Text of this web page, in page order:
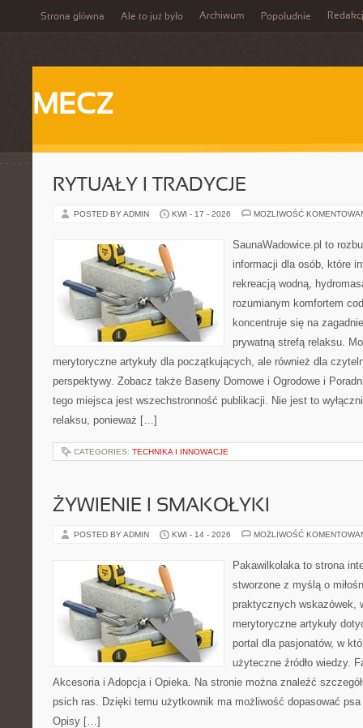
Strona główna Ale to już było Archiwum Popołudnie
MECZ
RYTUAŁY I TRADYCJE
POSTED BY ADMIN KWI - 17 - 2026 MOŻLIWOŚĆ
SaunaWadowice.pl to
informacji dla osób, które
rekreacją wodną,
rozumianym komfortem
koncentruje się na
prywatną strefą relaksu.
merytoryczne artykuły dla początkujących, ale również dla
perspektywy. Zobacz także Baseny Domowe i Ogrodowe i
tego miejsca jest wszechstronność publikacji. Nie jest to
relaksu, ponieważ […]
CATEGORIES: TECHNIKA I INNOWACJE
ŻYWIENIE I SMAKOŁYKI
POSTED BY ADMIN KWI - 14 - 2026 MOŻLIWOŚĆ
Pakawilkolaka to strona
stworzone z myślą o
praktycznych wskazówek,
merytoryczne artykuły
portal dla pasjonatów, w
użyteczne źródło wiedzy.
Akcesoria i Adopcja i Opieka. Na stronie można znaleźć
psich ras. Dzięki temu użytkownik ma możliwość dopasować
Opisy […]